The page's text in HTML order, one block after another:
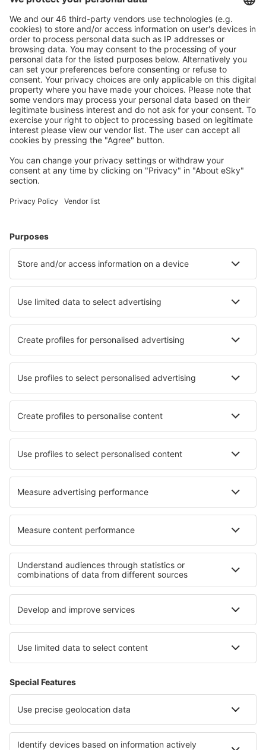
Attraktive Preise und Spezialangebote für eingeloggte
Benutzer.
Unterkünfte, die Sie mögen
Wählen Sie aus über 1,3 Millionen Unterkünften: Hotels,
Hütten, Apartments und andere.
Meist gesuchte Unterkünfte von eSky Nutzern
Unterkünfte in Peru - Beliebte Städte
Unterkunft in Cusco Unterkunft in Ica
Unterkunft in Lunahuaná Unterkunft in Pisac
Die besten Unterkünfte - Städte
Unterkunft in Stephens City Unterkunft in Krasnogorsk
Unterkunft in SantʼOmobono Imagna Unterkunft in Howe
Unterkunft in Helgatun Unterkunft in Arba Mintch
Unterkunft Glovers Reef
Unterkunft in Valle Sagrado
Unterkunft in Lake Titicaca Unterkunft auf Lolland-Falster
Unterkunft in Western Transdanubia
Unterkunft auf Chrudimsko - Hlinecko
Unterkunft in Nationalpark Polesie Unterkunft in Qalyubia